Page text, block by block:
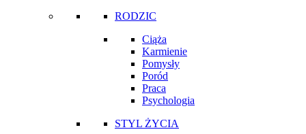
RODZIC
Ciąża
Karmienie
Pomysły
Poród
Praca
Psychologia
STYL ŻYCIA